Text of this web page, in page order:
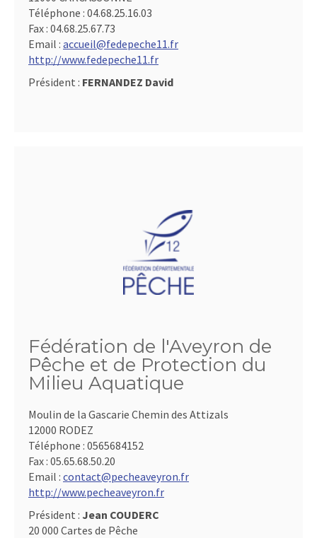
Téléphone : 04.68.25.16.03
Fax : 04.68.25.67.73
Email : accueil@fedepeche11.fr
http://www.fedepeche11.fr
Président : FERNANDEZ David
Fédération de l'Aveyron de
Pêche et de Protection du
Milieu Aquatique
Moulin de la Gascarie Chemin des Attizals
12000 RODEZ
Téléphone : 0565684152
Fax : 05.65.68.50.20
Email : contact@pecheaveyron.fr
http://www.pecheaveyron.fr
Président : Jean COUDERC
20 000 Cartes de Pêche